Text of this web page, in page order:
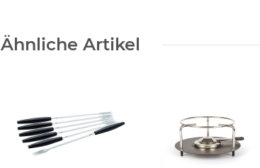
Ähnliche Artikel